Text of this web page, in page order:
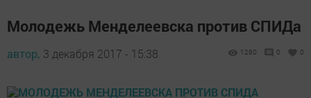
Молодежь Менделеевска против СПИДа
автор, 3 декабря 2017 - 15:38 1280 0 0